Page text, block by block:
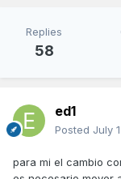
Replies
58
ed1
Posted July
para mi el cambio